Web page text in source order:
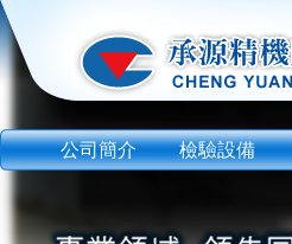
公司簡介 檢驗設備